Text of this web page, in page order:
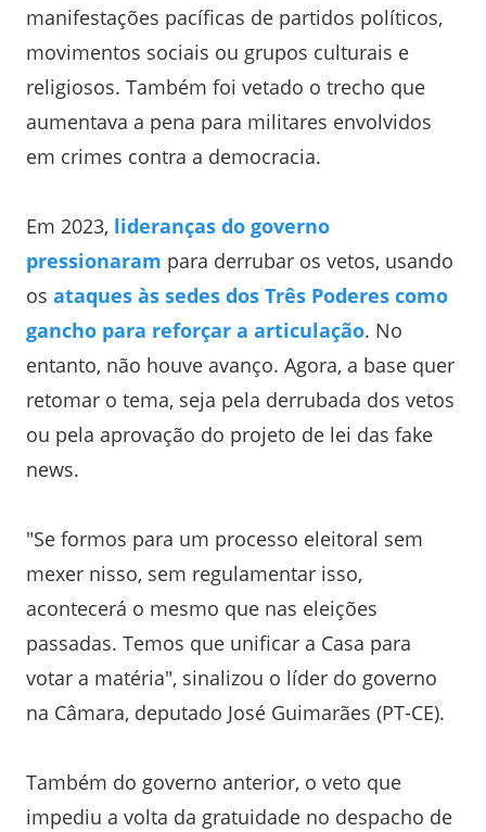
manifestações pacíficas de partidos políticos,
movimentos sociais ou grupos culturais e
religiosos. Também foi vetado o trecho que
aumentava a pena para militares envolvidos
em crimes contra a democracia.
Em 2023, lideranças do governo
pressionaram para derrubar os vetos, usando
os ataques às sedes dos Três Poderes como
gancho para reforçar a articulação. No
entanto, não houve avanço. Agora, a base quer
retomar o tema, seja pela derrubada dos vetos
ou pela aprovação do projeto de lei das fake
news.
"Se formos para um processo eleitoral sem
mexer nisso, sem regulamentar isso,
acontecerá o mesmo que nas eleições
passadas. Temos que unificar a Casa para
votar a matéria", sinalizou o líder do governo
na Câmara, deputado José Guimarães (PT-CE).
Também do governo anterior, o veto que
impediu a volta da gratuidade no despacho de